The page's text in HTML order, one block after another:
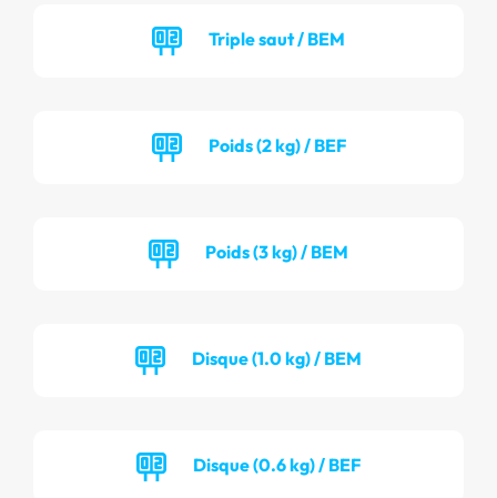
Triple saut / BEM
Poids (2 kg) / BEF
Poids (3 kg) / BEM
Disque (1.0 kg) / BEM
Disque (0.6 kg) / BEF